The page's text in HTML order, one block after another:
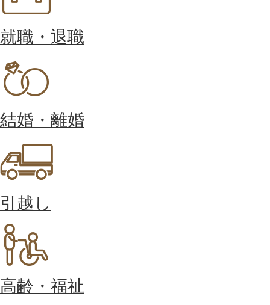
就職・退職
結婚・離婚
引越し
高齢・福祉